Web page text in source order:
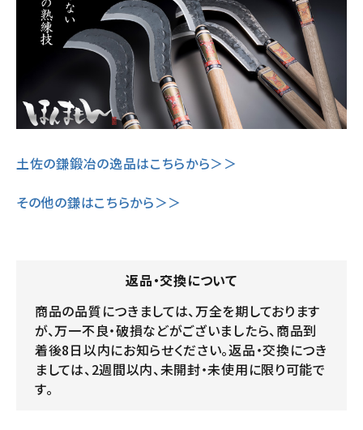
土佐の鎌鍛冶の逸品はこちらから＞＞
その他の鎌はこちらから＞＞
返品・交換について
商品の品質につきましては、万全を期しております
が、万一不良・破損などがございましたら、商品到
着後8日以内にお知らせください。返品・交換につき
ましては、2週間以内、未開封・未使用に限り可能で
す。